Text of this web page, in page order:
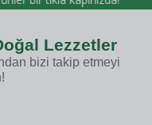
Lezzetler
bizi takip etmeyi